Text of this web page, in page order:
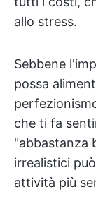
allo stress.
Sebbene
possa
che ti fa
"abbastanza
irrealistici
attività più